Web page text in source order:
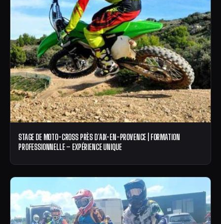
STAGE DE MOTO-CROSS PRÈS D’AIX-EN-PROVENCE | FORMATION
PROFESSIONNELLE – EXPÉRIENCE UNIQUE